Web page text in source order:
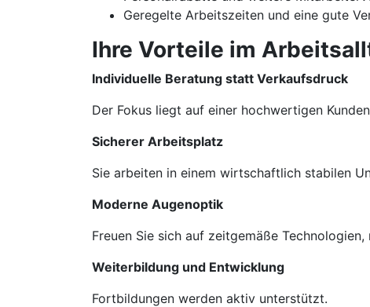
Geregelte Arbeitszeiten und eine gute
Ihre Vorteile im
Individuelle Beratung statt Verkaufsdruck
Der Fokus liegt auf einer hochwertigen
Sicherer Arbeitsplatz
Sie arbeiten in einem wirtschaftlich stabilen
Moderne Augenoptik
Freuen Sie sich auf zeitgemäße
Weiterbildung und Entwicklung
Fortbildungen werden aktiv unterstützt.